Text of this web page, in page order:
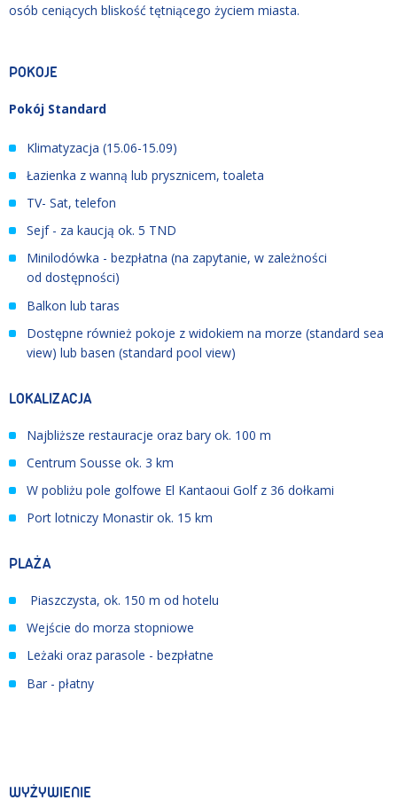
osób ceniących bliskość tętniącego życiem miasta.
POKOJE
Pokój Standard
Klimatyzacja (15.06-15.09)
Łazienka z wanną lub prysznicem, toaleta
TV- Sat, telefon
Sejf - za kaucją ok. 5 TND
Minilodówka - bezpłatna (na zapytanie, w zależności
od dostępności)
Balkon lub taras
Dostępne również pokoje z widokiem na morze (standard sea
view) lub basen (standard pool view)
LOKALIZACJA
Najbliższe restauracje oraz bary ok. 100 m
Centrum Sousse ok. 3 km
W pobliżu pole golfowe El Kantaoui Golf z 36 dołkami
Port lotniczy Monastir ok. 15 km
PLAŻA
Piaszczysta, ok. 150 m od hotelu
Wejście do morza stopniowe
Leżaki oraz parasole - bezpłatne
Bar - płatny
WYŻYWIENIE